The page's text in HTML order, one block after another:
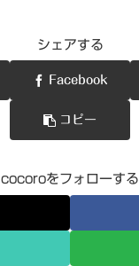
シェアする
Facebook
コピー
cocoroをフォローする